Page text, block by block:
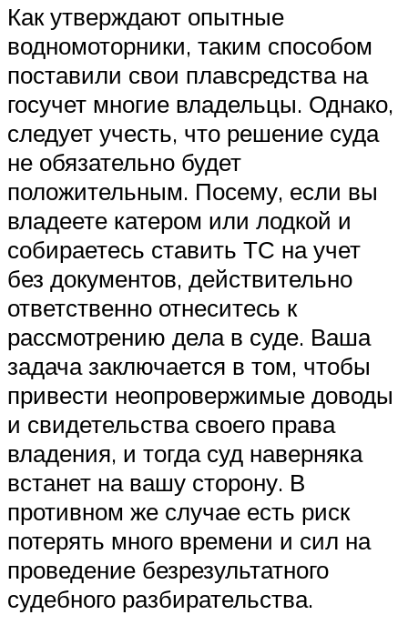
Как утверждают опытные
водномоторники, таким способом
поставили свои плавсредства на
госучет многие владельцы. Однако,
следует учесть, что решение суда
не обязательно будет
положительным. Посему, если вы
владеете катером или лодкой и
собираетесь ставить ТС на учет
без документов, действительно
ответственно отнеситесь к
рассмотрению дела в суде. Ваша
задача заключается в том, чтобы
привести неопровержимые доводы
и свидетельства своего права
владения, и тогда суд наверняка
встанет на вашу сторону. В
противном же случае есть риск
потерять много времени и сил на
проведение безрезультатного
судебного разбирательства.